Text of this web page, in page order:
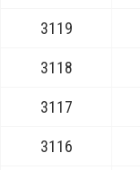
3119
3118
3117
3116